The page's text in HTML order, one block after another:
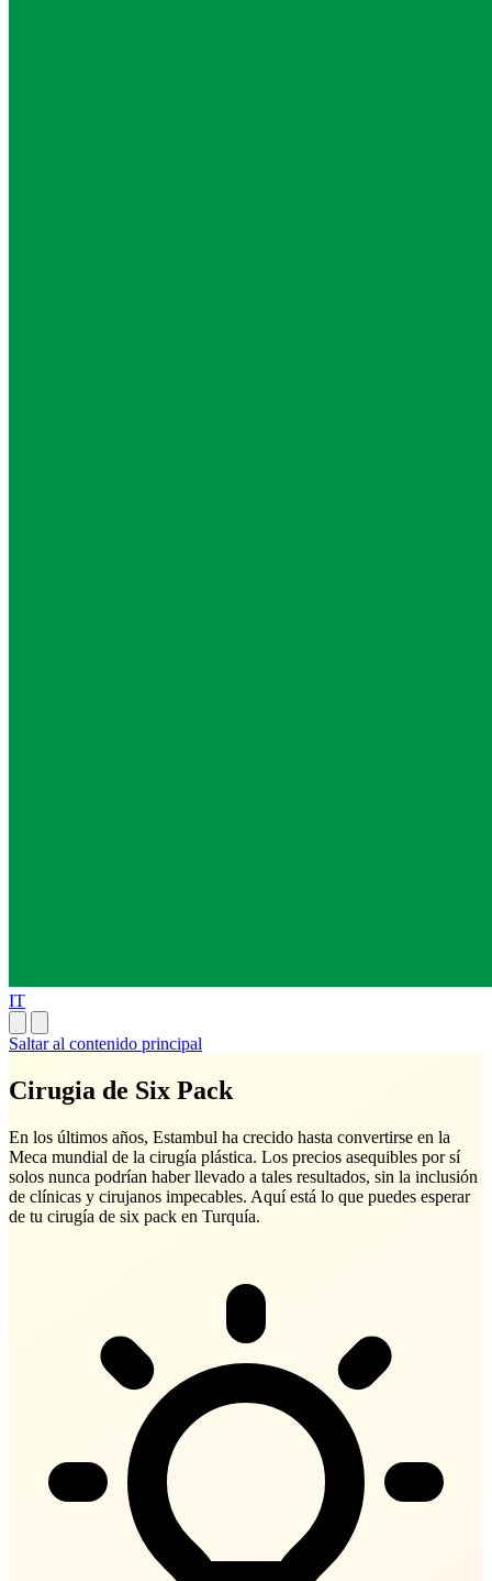
IT
Saltar al contenido principal
Cirugia de Six Pack
En los últimos años, Estambul ha crecido hasta convertirse en la
Meca mundial de la cirugía plástica. Los precios asequibles por sí
solos nunca podrían haber llevado a tales resultados, sin la inclusión
de clínicas y cirujanos impecables. Aquí está lo que puedes esperar
de tu cirugía de six pack en Turquía.